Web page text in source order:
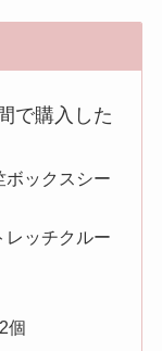
で購入した
ボックスシー
レッチクルー
個